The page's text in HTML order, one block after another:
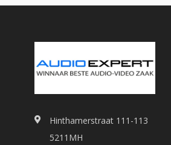
Hinthamerstraat 111-113
5211MH